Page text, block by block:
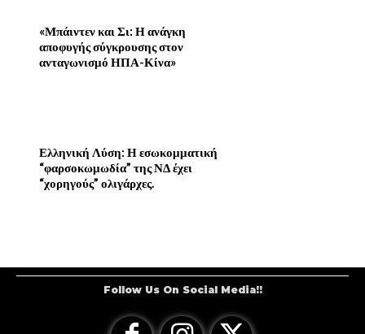
«Μπάιντεν και Σι: Η ανάγκη
αποφυγής σύγκρουσης στον
ανταγωνισμό ΗΠΑ-Κίνα»
Ελληνική Λύση: Η εσωκομματική
“φαρσοκωμωδία” της ΝΔ έχει
“χορηγούς” ολιγάρχες.
Follow Us On Social Media!!